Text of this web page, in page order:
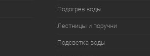
Подогрев воды
Лестницы и поручни
Подсветка воды